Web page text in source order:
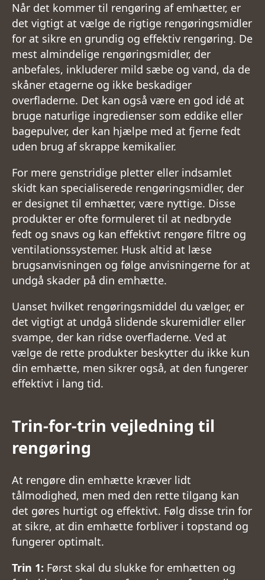
Når det kommer til rengøring af emhætter, er
det vigtigt at vælge de rigtige rengøringsmidler
for at sikre en grundig og effektiv rengøring. De
mest almindelige rengøringsmidler, der
anbefales, inkluderer mild sæbe og vand, da de
skåner etagerne og ikke beskadiger
overfladerne. Det kan også være en god idé at
bruge naturlige ingredienser som eddike eller
bagepulver, der kan hjælpe med at fjerne fedt
uden brug af skrappe kemikalier.
For mere genstridige pletter eller indsamlet
skidt kan specialiserede rengøringsmidler, der
er designet til emhætter, være nyttige. Disse
produkter er ofte formuleret til at nedbryde
fedt og snavs og kan effektivt rengøre filtre og
ventilationssystemer. Husk altid at læse
brugsanvisningen og følge anvisningerne for at
undgå skader på din emhætte.
Uanset hvilket rengøringsmiddel du vælger, er
det vigtigt at undgå slidende skuremidler eller
svampe, der kan ridse overfladerne. Ved at
vælge de rette produkter beskytter du ikke kun
din emhætte, men sikrer også, at den fungerer
effektivt i lang tid.
Trin-for-trin vejledning til
rengøring
At rengøre din emhætte kræver lidt
tålmodighed, men med den rette tilgang kan
det gøres hurtigt og effektivt. Følg disse trin for
at sikre, at din emhætte forbliver i topstand og
fungerer optimalt.
Trin 1: Først skal du slukke for emhætten og